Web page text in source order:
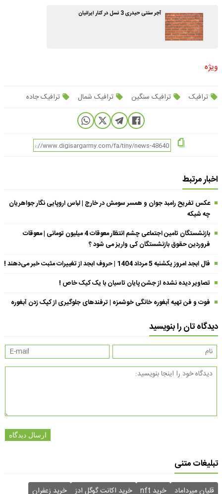
آجر سنتی حیدری 3 نسل در کنار ایرانیان
ویژه
ترافیک ترافیک سنگین ترافیک شمال ترافیک جاده
اخبار مرتبط
عکس تفریح رامبد جوان و همسر سومش در خارج | لباس اروپایی نگار جواهریان
چه شیکه
بازنشستگان تامین اجتماعی چشم انتظار معوقات 4 میلیون تومانی | معوقات
فروردین حقوق بازنشستگان کی واریز می شود ؟
فال ابجد امروز یکشنبه 5 مرداد 1404 | حروف ابجد از تغییرات مثبت خبر می‌دهند !
تصاویر دیده نشده از جشن پایان تاسیان با یک کیک خاص !
فوت و فن تهیه آبغوره خانگی خوشمزه | ترفندهای جلوگیری از کپک زدن آبغوره
دیدگاه تان را بنویسید
ارسال دیدگاه
تبلیغات متنی
قلیان میرداماد خرید nft خرید اکانت گوگل ادز خرید زعفران